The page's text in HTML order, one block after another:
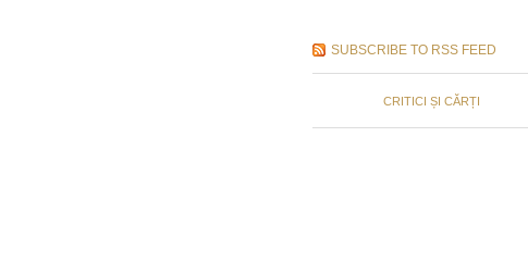
SUBSCRIBE TO RSS FEED
CRITICI ȘI CĂRȚI